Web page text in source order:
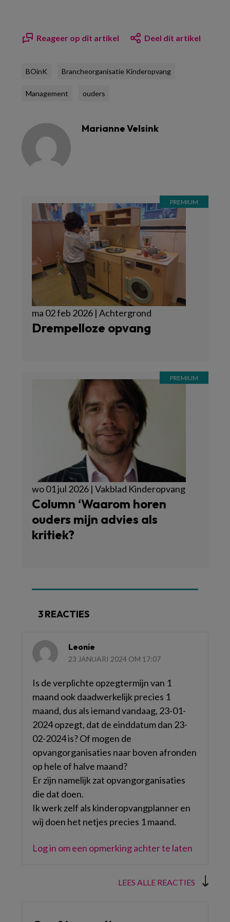
Reageer op dit artikel Deel dit artikel
BOinK Brancheorganisatie Kinderopvang
Management ouders
Marianne Velsink
ma 02 feb 2026 | Achtergrond
Drempelloze opvang
wo 01 jul 2026 | Vakblad Kinderopvang
Column ‘Waarom horen
ouders mijn advies als
kritiek?
3 REACTIES
Leonie
23 JANUARI 2024 OM 17:07
Is de verplichte opzegtermijn van 1
maand ook daadwerkelijk precies 1
maand, dus als iemand vandaag, 23-01-
2024 opzegt, dat de einddatum dan 23-
02-2024 is? Of mogen de
opvangorganisaties naar boven afronden
op hele of halve maand?
Er zijn namelijk zat opvangorganisaties
die dat doen.
Ik werk zelf als kinderopvangplanner en
wij doen het netjes precies 1 maand.
Log in om een opmerking achter te laten
LEES ALLE REACTIES